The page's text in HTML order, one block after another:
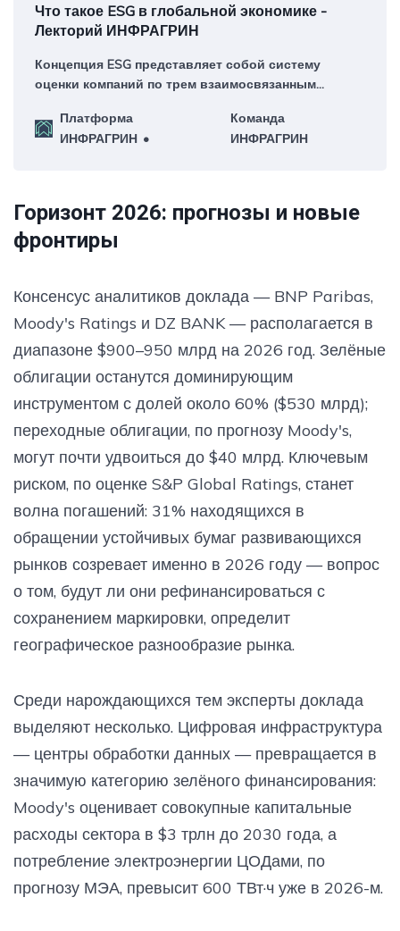
Что такое ESG в глобальной экономике -
Лекторий ИНФРАГРИН
Концепция ESG представляет собой систему
оценки компаний по трем взаимосвязанным
риски и возможности в инвестиционные и
управленческие решения.
Платформа
ИНФРАГРИН
Команда
ИНФРАГРИН
Горизонт 2026: прогнозы и новые
фронтиры
Консенсус аналитиков доклада — BNP Paribas,
Moody's Ratings и DZ BANK — располагается в
диапазоне $900–950 млрд на 2026 год. Зелёные
облигации останутся доминирующим
инструментом с долей около 60% ($530 млрд);
переходные облигации, по прогнозу Moody's,
могут почти удвоиться до $40 млрд. Ключевым
риском, по оценке S&P Global Ratings, станет
волна погашений: 31% находящихся в
обращении устойчивых бумаг развивающихся
рынков созревает именно в 2026 году — вопрос
о том, будут ли они рефинансироваться с
сохранением маркировки, определит
географическое разнообразие рынка.
Среди нарождающихся тем эксперты доклада
выделяют несколько. Цифровая инфраструктура
— центры обработки данных — превращается в
значимую категорию зелёного финансирования:
Moody's оценивает совокупные капитальные
расходы сектора в $3 трлн до 2030 года, а
потребление электроэнергии ЦОДами, по
прогнозу МЭА, превысит 600 ТВт·ч уже в 2026-м.